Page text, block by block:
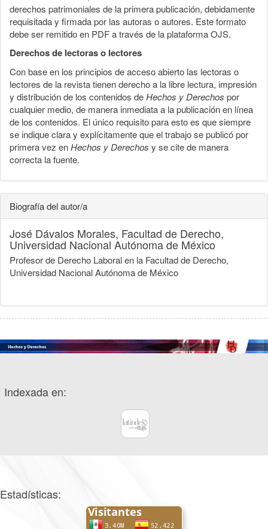
derechos patrimoniales de la primera publicación, debidamente
requisitada y firmada por las autoras o autores. Este formato
debe ser remitido en PDF a través de la plataforma OJS.
Derechos de lectoras o lectores
Con base en los principios de acceso abierto las lectoras o
lectores de la revista tienen derecho a la libre lectura, impresión
y distribución de los contenidos deHechos y Derechos por
cualquier medio, de manera inmediata a la publicación en línea
de los contenidos. El único requisito para esto es que siempre
se indique clara y explícitamente que el trabajo se publicó por
primera vez enHechos y Derechos y se cite de manera
correcta la fuente.
Biografía del autor/a
José Dávalos Morales, Facultad de Derecho,
Universidad Nacional Autónoma de México
Profesor de Derecho Laboral en la Facultad de Derecho,
Universidad Nacional Autónoma de México
Indexada en:
Estadísticas: